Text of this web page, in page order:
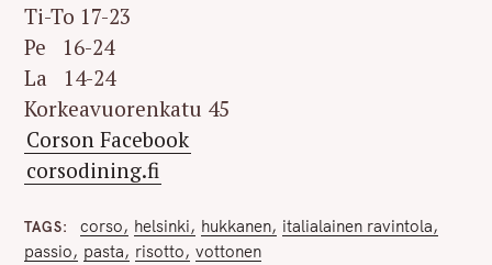
Ti-To 17-23
Pe 16-24
La 14-24
Korkeavuorenkatu 45
Corson Facebook
corsodining.fi
TAGS corso helsinki hukkanen
italialainen ravintola
passio
pasta risotto vottonen